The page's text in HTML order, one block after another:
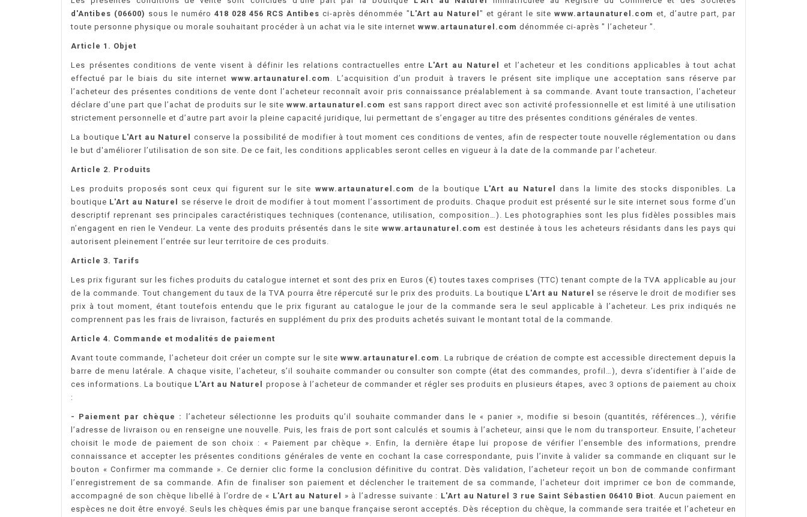
d'Antibes (06600) sous le numéro418 028 456 RCS Antibes ci-après dénommée " L'Art au Naturel " et gérant le site www.artaunaturel.com et, d’autre part, par
toute personne physique ou morale souhaitant procéder à un achat via le site internet www.artaunaturel.com dénommée ci-après " l’acheteur ".
Article 1. Objet
Les présentes conditions de vente visent à définir les relations contractuelles entre L'Art au Naturel
et l’acheteur et les conditions applicables à tout achat
effectué par le biais du site internet www.artaunaturel.com . L’acquisition d’un produit à travers le présent site implique une acceptation sans réserve par
l’acheteur des présentes conditions de vente dont l’acheteur reconnaît avoir pris connaissance préalablement à sa commande. Avant toute transaction, l’acheteur
déclare d’une part que l’achat de produits sur le sitewww.artaunaturel.com est sans rapport direct avec son activité professionnelle et est limité à une utilisation
strictement personnelle et d’autre part avoir la pleine capacité juridique, lui permettant de s’engager au titre des présentes conditions générales de ventes.
La boutique L'Art au Naturel
conserve la possibilité de modifier à tout moment ces conditions de ventes, afin de respecter toute nouvelle réglementation ou dans
le but d'améliorer l’utilisation de son site. De ce fait, les conditions applicables seront celles en vigueur à la date de la commande par l’acheteur.
Article 2. Produits
Les produits proposés sont ceux qui figurent sur le site www.artaunaturel.com de la boutique L'Art au Naturel
dans la limite des stocks disponibles. La
boutique L'Art au Naturel
se réserve le droit de modifier à tout moment l’assortiment de produits. Chaque produit est présenté sur le site internet sous forme d’un
descriptif reprenant ses principales caractéristiques techniques (contenance, utilisation, composition…). Les photographies sont les plus fidèles possibles mais
n’engagent en rien le Vendeur. La vente des produits présentés dans le sitewww.artaunaturel.com est destinée à tous les acheteurs résidants dans les pays qui
autorisent pleinement l’entrée sur leur territoire de ces produits.
Article 3. Tarifs
Les prix figurant sur les fiches produits du catalogue internet et sont des prix en Euros (€) toutes taxes comprises (TTC) tenant compte de la TVA applicable au jour
de la commande. Tout changement du taux de la TVA pourra être répercuté sur le prix des produits. La boutique L'Art au Naturel
se réserve le droit de modifier ses
prix à tout moment, étant toutefois entendu que le prix figurant au catalogue le jour de la commande sera le seul applicable à l’acheteur. Les prix indiqués ne
comprennent pas les frais de livraison, facturés en supplément du prix des produits achetés suivant le montant total de la commande.
Article 4. Commande et modalités de paiement
Avant toute commande, l’acheteur doit créer un compte sur le site www.artaunaturel.com . La rubrique de création de compte est accessible directement depuis la
barre de menu latérale. A chaque visite, l’acheteur, s’il souhaite commander ou consulter son compte (état des commandes, profil…), devra s’identifier à l’aide de
ces informations. La boutique L'Art au Naturel
propose à l’acheteur de commander et régler ses produits en plusieurs étapes, avec 3 options de paiement au choix
:
- Paiement par chèque :
l’acheteur sélectionne les produits qu’il souhaite commander dans le « panier », modifie si besoin (quantités, références…), vérifie
l’adresse de livraison ou en renseigne une nouvelle. Puis, les frais de port sont calculés et soumis à l’acheteur, ainsi que le nom du transporteur. Ensuite, l’acheteur
choisit le mode de paiement de son choix : « Paiement par chèque ». Enfin, la dernière étape lui propose de vérifier l’ensemble des informations, prendre
connaissance et accepter les présentes conditions générales de vente en cochant la case correspondante, puis l’invite à valider sa commande en cliquant sur le
bouton « Confirmer ma commande ». Ce dernier clic forme la conclusion définitive du contrat. Dès validation, l’acheteur reçoit un bon de commande confirmant
l’enregistrement de sa commande. Afin de finaliser son paiement et déclencher le traitement de sa commande, l’acheteur doit imprimer ce bon de commande,
accompagné de son chèque libellé à l’ordre de « L'Art au Naturel » à l’adresse suivante : L'Art au Naturel 3 rue Saint Sébastien 06410 Biot. Aucun paiement en
espèces ne doit être envoyé. Seuls les chèques émis par une banque française seront acceptés. Dès réception du chèque, la commande sera traitée et l’acheteur en